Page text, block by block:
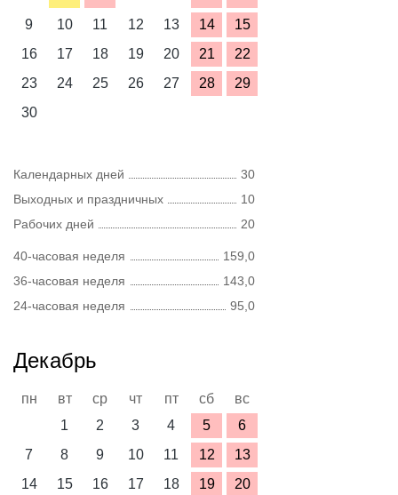
9
10 11 12 13 14
15
16
17 18 19 20 21
22
23
24 25 26 27 28
29
30
Календарных дней
30
Выходных и праздничных
10
Рабочих дней
20
40-часовая неделя
159,0
36-часовая неделя
143,0
24-часовая неделя
95,0
Декабрь
пн вт ср чт пт сб
вс
1
2 3 4 5
6
7
8 9 10 11 12
13
14
15 16 17 18 19
20